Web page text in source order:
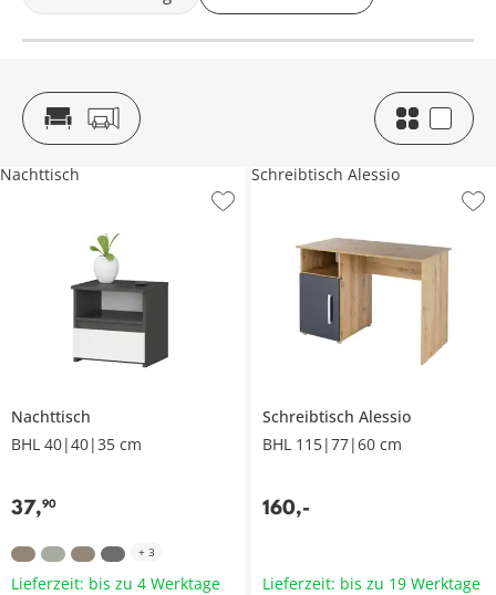
Nachttisch
BHL 40|40|35 cm
37,90
Nachttisch
+ 3
Lieferzeit: bis zu 4 Werktage
Schreibtisch Alessio
BHL 115|77|60 cm
160,-
Schreibtisch Alessio
Lieferzeit: bis zu 19 Werktage